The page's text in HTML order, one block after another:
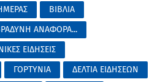
ΒΙΒΛΙΑ
ΑΝΑΦΟΡΑ...
ΕΙΔΗΣΕΙΣ
ΓΟΡΤΥΝΙΑ
ΔΕΛΤΙΑ ΕΙΔΗΣΕΩΝ